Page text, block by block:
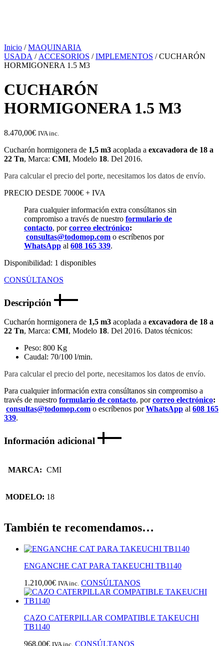
Inicio /MAQUINARIA
USADA / ACCESORIOS /IMPLEMENTOS / CUCHARÓN
HORMIGONERA 1.5 M3
CUCHARÓN
HORMIGONERA 1.5 M3
8.470,00€ IVA inc.
Cucharón hormigonera de 1,5 m3 acoplada a excavadora de 18 a
22 Tn, Marca: CMI, Modelo 18. Del 2016.
Para calcular el precio del porte, necesitamos los datos de envío.
PRECIO DESDE 7000€ + IVA
Para cualquier información extra consúltanos sin
compromiso a través de nuestro formulario de
contacto, porcorreo electrónico:
consultas@todomop.com o escríbenos por
WhatsApp al 608 165 339.
Disponibilidad: 1 disponibles
CONSÚLTANOS
Descripción
Cucharón hormigonera de 1,5 m3 acoplada a excavadora de 18 a
22 Tn, Marca: CMI, Modelo 18. Del 2016. Datos técnicos:
Peso: 800 Kg
Caudal: 70/100 l/min.
Para calcular el precio del porte, necesitamos los datos de envío.
Para cualquier información extra consúltanos sin compromiso a
través de nuestro formulario de contacto, porcorreo electrónico:
consultas@todomop.com o escríbenos porWhatsApp al 608 165
339.
Información adicional
MARCA: CMI
MODELO: 18
También te recomendamos…
ENGANCHE CAT PARA TAKEUCHI TB1140
1.210,00€ IVA inc. CONSÚLTANOS
CAZO CATERPILLAR COMPATIBLE TAKEUCHI
TB1140
968,00€ IVA inc. CONSÚLTANOS